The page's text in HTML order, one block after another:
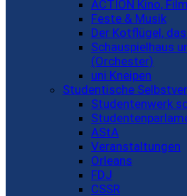
ACTION Kino,
Feste & Musik
Der Kotflügel,
Schauspielhaus
(Orchester)
uni Kneipen
Studentische
Studentenwerk
AStA
Veranstaltungen
Orleans
FDJ
CSSR